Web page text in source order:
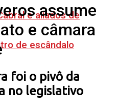
e aliados de
de escândalo
assume
e câmara
foi o pivô da
no legislativo